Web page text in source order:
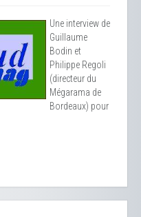
Une interview de
Guillaume
Bodin et
Philippe Regoli
(directeur du
Mégarama de
Bordeaux) pour